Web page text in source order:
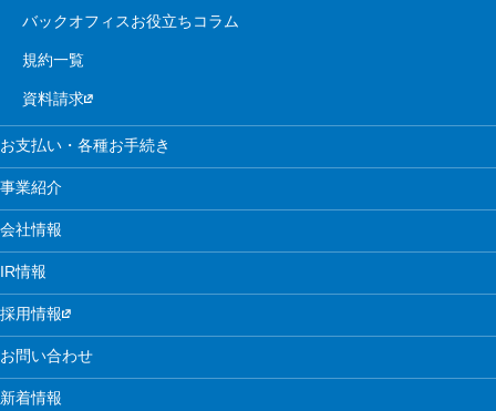
バックオフィスお役立ちコラム
規約一覧
資料請求
お支払い・各種お手続き
事業紹介
会社情報
IR情報
採用情報
お問い合わせ
新着情報